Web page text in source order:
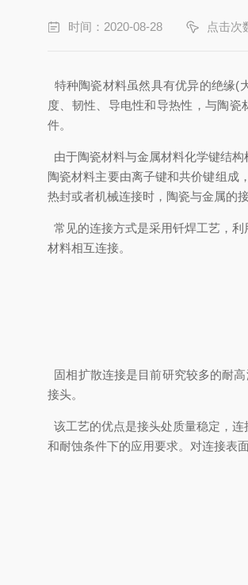
时间：2020-08-28 点击次
特种陶瓷材料虽然具有优异的绝缘(
度、韧性、导电性和导热性，与陶
件。
由于陶瓷材料与金属材料化学键结
陶瓷材料主要由离子键和共价键组成
热封或者机械连接时，陶瓷与金属的
常见的连接方式是采用钎焊工艺，
材料相互连接。
固相扩散连接是目前研究较多的耐
接头。
该工艺的优点是接头处质量稳定，
和耐蚀条件下的应用要求。对连接表